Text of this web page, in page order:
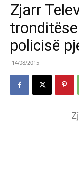
Zjarr
policisë
14/08/2015